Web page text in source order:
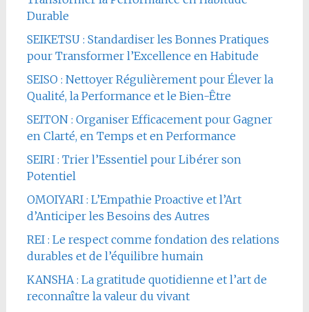
Durable
SEIKETSU : Standardiser les Bonnes Pratiques
pour Transformer l’Excellence en Habitude
SEISO : Nettoyer Régulièrement pour Élever la
Qualité, la Performance et le Bien-Être
SEITON : Organiser Efficacement pour Gagner
en Clarté, en Temps et en Performance
SEIRI : Trier l’Essentiel pour Libérer son
Potentiel
OMOIYARI : L’Empathie Proactive et l’Art
d’Anticiper les Besoins des Autres
REI : Le respect comme fondation des relations
durables et de l’équilibre humain
KANSHA : La gratitude quotidienne et l’art de
reconnaître la valeur du vivant